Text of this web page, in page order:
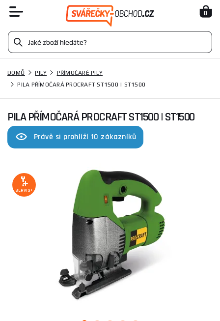
0
DOMŮ PILY
PŘÍMOČARÉ PILY
PILA PŘÍMOČARÁ PROCRAFT ST1500 | ST1500
PILA PŘÍMOČARÁ PROCRAFT ST1500 | ST1500
Právě si prohlíží 10 zákazníků
SERVIS+